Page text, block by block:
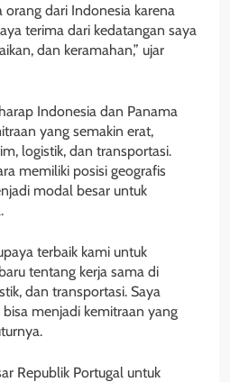
orang dari Indonesia karena
terima dari kedatangan saya
dan keramahan,” ujar
Indonesia dan Panama
yang semakin erat,
logistik, dan transportasi.
memiliki posisi geografis
modal besar untuk
terbaik kami untuk
tentang kerja sama di
dan transportasi. Saya
menjadi kemitraan yang
Republik Portugal untuk